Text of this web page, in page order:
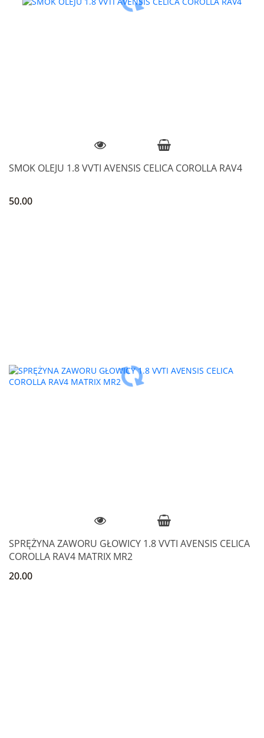
SMOK OLEJU 1.8 VVTI AVENSIS CELICA COROLLA RAV4
50.00
SPRĘŻYNA ZAWORU GŁOWICY 1.8 VVTI AVENSIS CELICA
COROLLA RAV4 MATRIX MR2
20.00